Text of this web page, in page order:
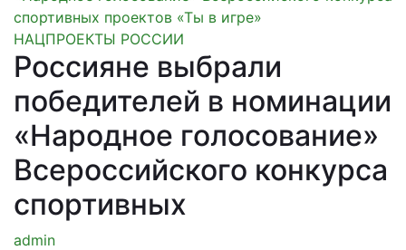
НАЦПРОЕКТЫ РОССИИ
Россияне выбрали
победителей в номинации
«Народное голосование»
Всероссийского конкурса
спортивных
admin